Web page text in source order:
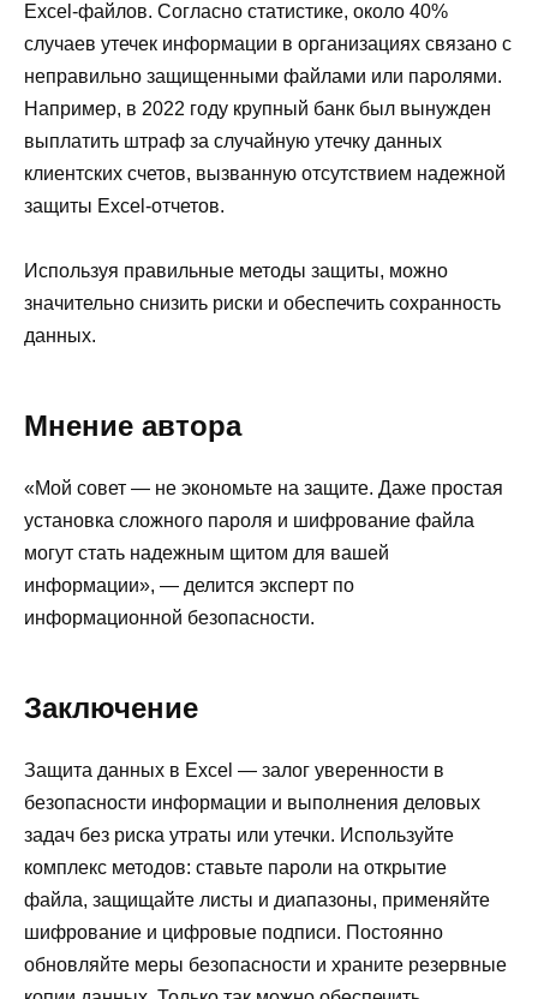
Excel-файлов. Согласно статистике, около 40%
случаев утечек информации в организациях связано с
неправильно защищенными файлами или паролями.
Например, в 2022 году крупный банк был вынужден
выплатить штраф за случайную утечку данных
клиентских счетов, вызванную отсутствием надежной
защиты Excel-отчетов.
Используя правильные методы защиты, можно
значительно снизить риски и обеспечить сохранность
данных.
Мнение автора
«Мой совет — не экономьте на защите. Даже простая
установка сложного пароля и шифрование файла
могут стать надежным щитом для вашей
информации», — делится эксперт по
информационной безопасности.
Заключение
Защита данных в Excel — залог уверенности в
безопасности информации и выполнения деловых
задач без риска утраты или утечки. Используйте
комплекс методов: ставьте пароли на открытие
файла, защищайте листы и диапазоны, применяйте
шифрование и цифровые подписи. Постоянно
обновляйте меры безопасности и храните резервные